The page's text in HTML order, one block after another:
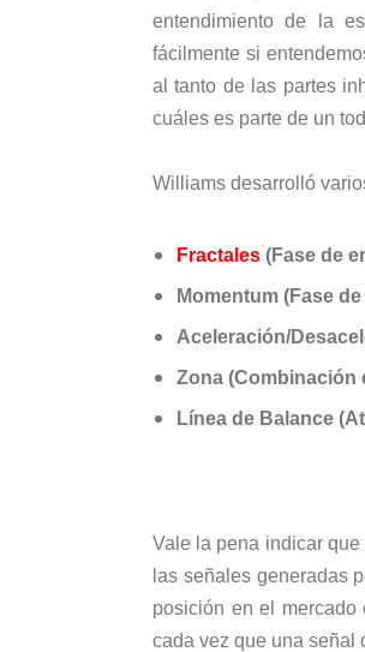
entendimiento de la
fácilmente si
al tanto de las partes
cuáles es parte de un
Williams desarrolló
Fractales (Fase de
Momentum (Fase
Aceleración/
Zona (Combinación
Línea de Balance
Vale la pena indicar
las señales generadas
posición en el
cada vez que una señal